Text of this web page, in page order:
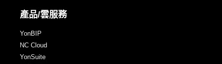
產品/雲服務
YonBIP
NC Cloud
YonSuite